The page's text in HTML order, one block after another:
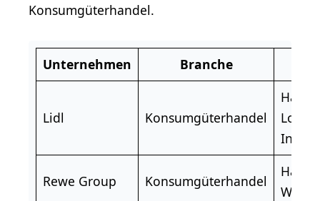
Konsumgüterhandel.
Unternehmen Branche
Lidl Konsumgüterhandel
Rewe Group Konsumgüterhandel